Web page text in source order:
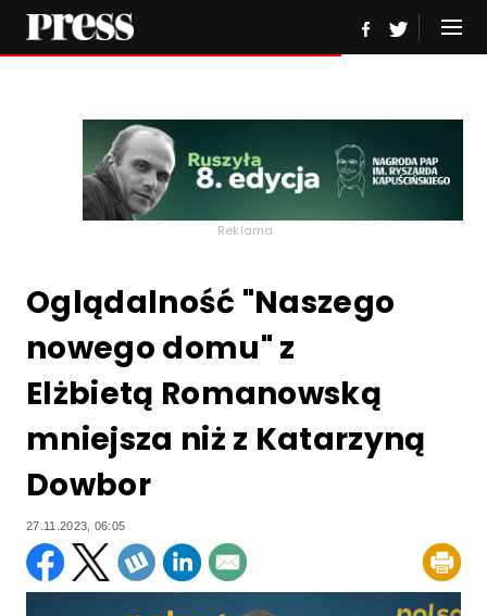
Reklama
Oglądalność "Naszego
nowego domu" z
Elżbietą Romanowską
mniejsza niż z Katarzyną
Dowbor
27.11.2023, 06:05